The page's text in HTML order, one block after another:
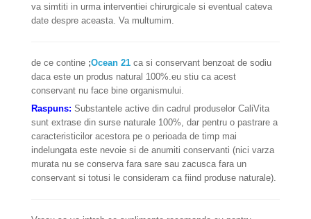
va simtiti in urma interventiei chirurgicale si eventual cateva
date despre aceasta. Va multumim.
de ce contine ;Ocean 21 ca si conservant benzoat de sodiu
daca este un produs natural 100%.eu stiu ca acest
conservant nu face bine organismului.
Raspuns: Substantele active din cadrul produselor CaliVita
sunt extrase din surse naturale 100%, dar pentru o pastrare a
caracteristicilor acestora pe o perioada de timp mai
indelungata este nevoie si de anumiti conservanti (nici varza
murata nu se conserva fara sare sau zacusca fara un
conservant si totusi le consideram ca fiind produse naturale).